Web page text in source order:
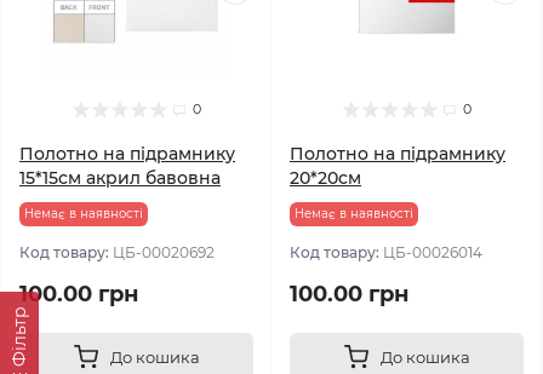
Фільтр
0
Полотно на підрамнику
15*15см акрил бавовна
Немає в наявності
Код товару: ЦБ-00020692
100.00 грн
До кошика
0
Полотно на підрамнику
20*20см
Немає в наявності
Код товару: ЦБ-00026014
100.00 грн
До кошика